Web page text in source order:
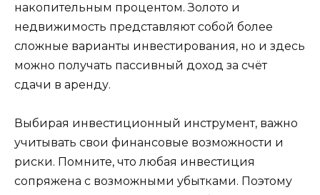
накопительным процентом. Золото и
недвижимость представляют собой более
сложные варианты инвестирования, но и здесь
можно получать пассивный доход за счёт
сдачи в аренду.
Выбирая инвестиционный инструмент, важно
учитывать свои финансовые возможности и
риски. Помните, что любая инвестиция
сопряжена с возможными убытками. Поэтому